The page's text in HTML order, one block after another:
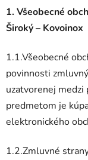
1. Všeobecné
Široký – Kovoinox
1.1.Všeobecné
povinnosti
uzatvorenej medzi
predmetom je
elektronického
1.2.Zmluvné